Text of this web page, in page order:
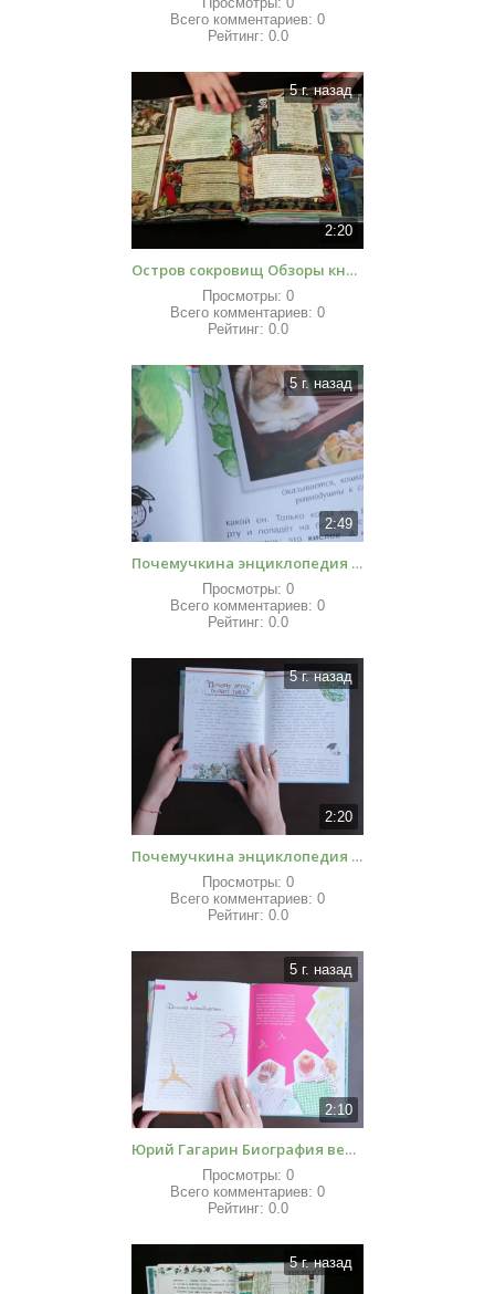
Всего комментариев: 0
Рейтинг: 0.0
5 г. назад
2:20
Остров сокровищ Обзоры книг для детей
Просмотры: 0
Всего комментариев: 0
Рейтинг: 0.0
5 г. назад
2:49
Почемучкина энциклопедия Такие разные животные Обзоры книг для детей
Просмотры: 0
Всего комментариев: 0
Рейтинг: 0.0
5 г. назад
2:20
Почемучкина энциклопедия Много вопросов – много ответов Обзоры книг для детей
Просмотры: 0
Всего комментариев: 0
Рейтинг: 0.0
5 г. назад
2:10
Юрий Гагарин Биография великого человека
Просмотры: 0
Всего комментариев: 0
Рейтинг: 0.0
5 г. назад